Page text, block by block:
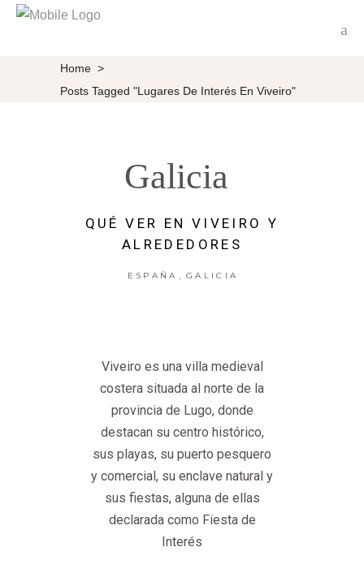
Home >
Posts Tagged "Lugares De Interés En Viveiro"
Galicia
QUÉ VER EN VIVEIRO Y
ALREDEDORES
ESPAÑA GALICIA
Viveiro es una villa medieval
costera situada al norte de la
provincia de Lugo, donde
destacan su centro histórico,
sus playas, su puerto pesquero
y comercial, su enclave natural y
sus fiestas, alguna de ellas
declarada como Fiesta de
Interés